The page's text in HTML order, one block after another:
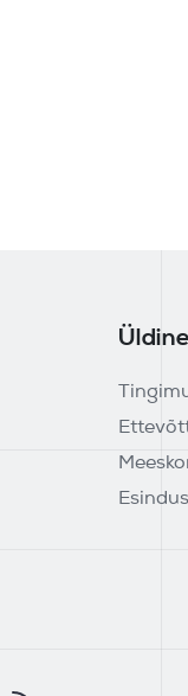
Üldine